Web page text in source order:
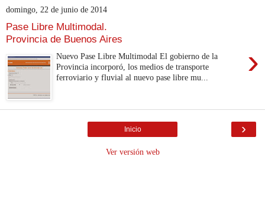
domingo, 22 de junio de 2014
Pase Libre Multimodal.
Provincia de Buenos Aires
›
Nuevo Pase Libre Multimodal El gobierno de la
Provincia incorporó, los medios de transporte
ferroviario y fluvial al nuevo pase libre mu...
›
Inicio
Ver versión web